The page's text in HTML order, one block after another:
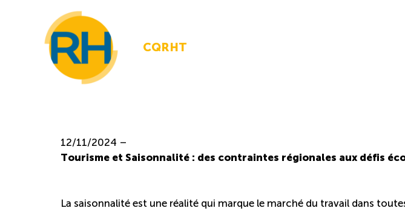
CQRHT
12/11/2024 –
Tourisme et Saisonnalité : des contraintes régionales aux défis
La saisonnalité est une réalité qui marque le marché du travail dans